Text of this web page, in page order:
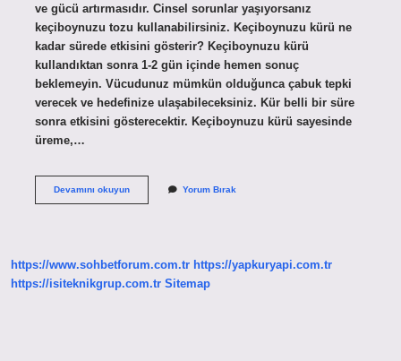
ve gücü artırmasıdır. Cinsel sorunlar yaşıyorsanız
keçiboynuzu tozu kullanabilirsiniz. Keçiboynuzu kürü ne
kadar sürede etkisini gösterir? Keçiboynuzu kürü
kullandıktan sonra 1-2 gün içinde hemen sonuç
beklemeyin. Vücudunuz mümkün olduğunca çabuk tepki
verecek ve hedefinize ulaşabileceksiniz. Kür belli bir süre
sonra etkisini gösterecektir. Keçiboynuzu kürü sayesinde
üreme,…
Devamını okuyunKeçi
Yorum Bırak
https://www.sohbetforum.com.tr https://yapkuryapi.com.tr
https://isiteknikgrup.com.tr Sitemap